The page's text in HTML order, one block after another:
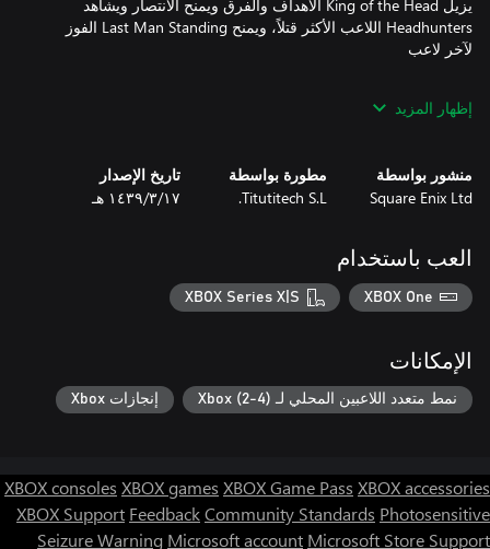
يزيل King of the Head الأهداف والفرق ويمنح الانتصار ويشاهد
Headhunters اللاعب الأكثر قتلاً، ويمنح Last Man Standing الفوز
إظهار المزيد
منشور بواسطة
Square Enix Ltd
مطورة بواسطة
Titutitech S.L.
تاريخ الإصدار
١٧‏/٣‏/١٤٣٩ هـ
العب باستخدام
XBOX One
XBOX Series X|S
الإمكانات
نمط متعدد اللاعبين المحلي لـ Xbox (2-4) إنجازات Xbox
XBOX consoles XBOX games XBOX Game Pass XBOX accessories
XBOX Support FeedbackCommunity Standards Photosensitive
Seizure Warning Microsoft account Microsoft Store Support